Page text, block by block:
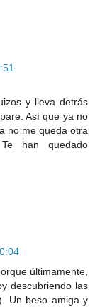
y lleva detrás
Así que ya no
no me queda otra
han quedado
últimamente,
descubriendo las
Un beso amiga y